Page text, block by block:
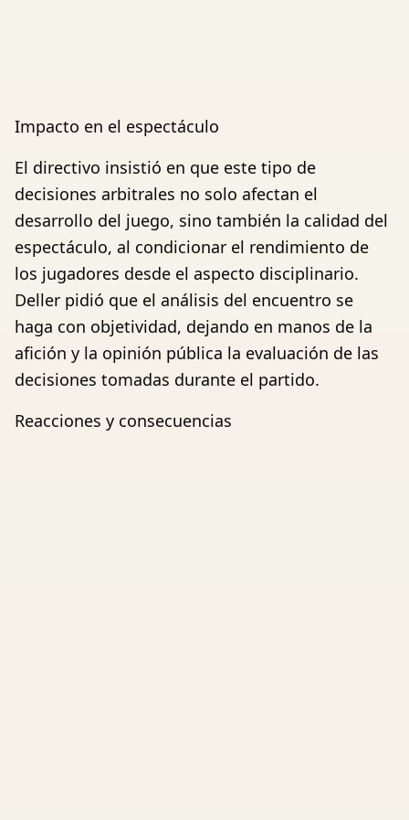
Impacto en el espectáculo
El directivo insistió en que este tipo de
decisiones arbitrales no solo afectan el
desarrollo del juego, sino también la calidad del
espectáculo, al condicionar el rendimiento de
los jugadores desde el aspecto disciplinario.
Deller pidió que el análisis del encuentro se
haga con objetividad, dejando en manos de la
afición y la opinión pública la evaluación de las
decisiones tomadas durante el partido.
Reacciones y consecuencias